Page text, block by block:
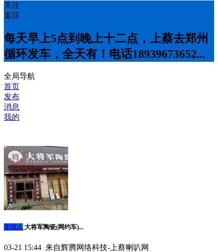
关注
返回
每天早上5点到晚上十二点，上蔡去郑州
循环发车，全天有！电话18939673652...
全局导航
首页
发布
消息
我的
车找人 大将军陶瓷(网约车)...
03-21 15:44 来自辉腾网络科技-上蔡喇叭网